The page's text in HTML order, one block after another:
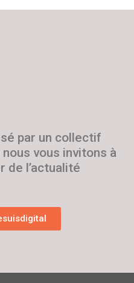
par un collectif
vous invitons à
de l’actualité